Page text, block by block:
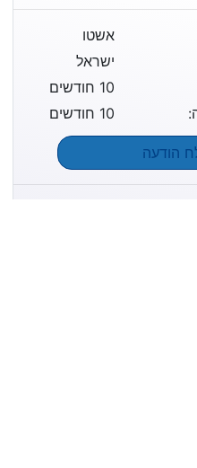
אשטו
ישראל
10 חודשים
10 חודשים
הודעה